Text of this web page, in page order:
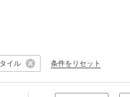
イル 条件をリセット